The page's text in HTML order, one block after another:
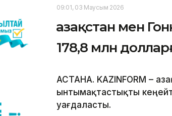
09:01, 03 Маусым 2026
Қазақстан мен
178,8 млн
АСТАНА. KAZINFORM –
ынтымақтастықты
уағдаласты.